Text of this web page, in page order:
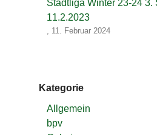
Stadtliga Winter 23-24 3.
11.2.2023
, 11. Februar 2024
Kategorie
Allgemein
bpv